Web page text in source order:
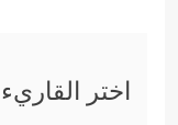
اختر القاريء